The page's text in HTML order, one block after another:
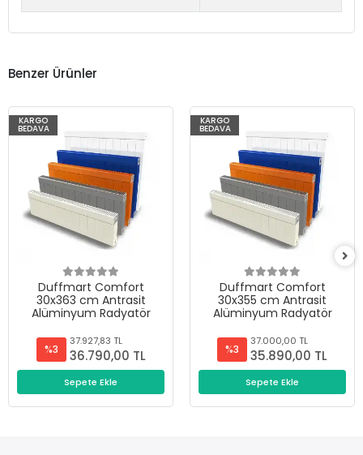
Benzer Ürünler
KARGO
BEDAVA
Duffmart Comfort
30x363 cm Antrasit
Alüminyum Radyatör
%3
37.927,83 TL
36.790,00 TL
Sepete Ekle
KARGO
BEDAVA
Duffmart Comfort
30x355 cm Antrasit
Alüminyum Radyatör
%3
37.000,00 TL
35.890,00 TL
Sepete Ekle